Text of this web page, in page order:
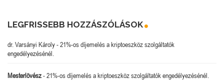
LEGFRISSEBB HOZZÁSZÓLÁSOK
dr. Varsányi Károly-21%-os díjemelés a kriptoeszköz szolgáltatók
engedélyezésénél.
Mesterlövész-21%-os díjemelés a kriptoeszköz szolgáltatók engedélyezésénél.